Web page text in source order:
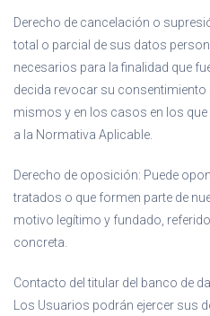
Derecho de cancelación o
total o parcial de sus datos
necesarios para la finalidad que
decida revocar su consentimiento
mismos y en los casos en los
a la Normativa Aplicable.
Derecho de oposición: Puede
tratados o que formen parte de
motivo legítimo y fundado,
concreta.
Contacto del titular del banco de
Los Usuarios podrán ejercer